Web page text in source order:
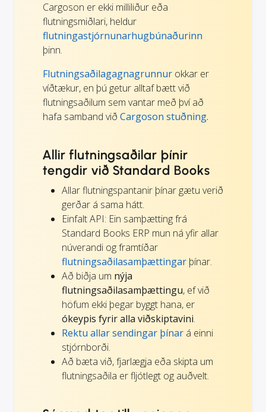
Cargoson er ekki milliliður eða
flutningsmiðlari, heldur
flutningastjórnunarhugbúnaðurinn
þinn.
Flutningsaðilagagnagrunnur okkar er
víðtækur, en þú getur alltaf bætt við
flutningsaðilum sem vantar með því að
hafa samband við Cargoson stuðning.
Allir flutningsaðilar þínir
tengdir við Standard Books
Allar flutningspantanir þínar gætu verið
gerðar á sama hátt.
Einfalt API: Ein samþætting frá
Standard Books ERP mun ná yfir allar
núverandi og framtíðar
flutningsaðilasamþættingar þínar.
Að biðja um nýja
flutningsaðilasamþættingu, ef við
höfum ekki þegar byggt hana, er
ókeypis fyrir alla viðskiptavini.
Rektu allar sendingar þínar á einni
stjórnborði.
Að bæta við, fjarlægja eða skipta um
flutningsaðila er fljótlegt og auðvelt.